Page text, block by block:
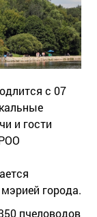
с 07
и гости
города.
пчеловодов